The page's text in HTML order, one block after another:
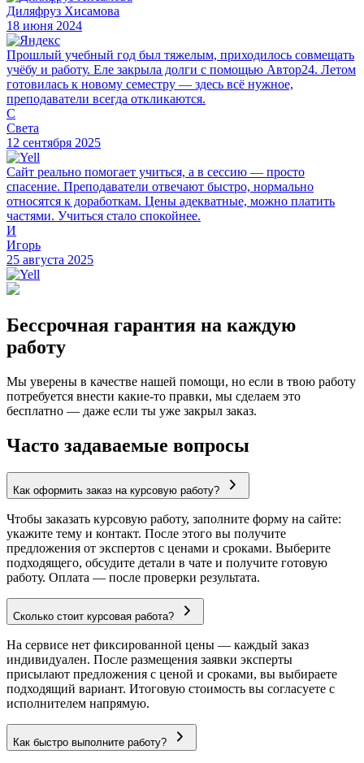
Диляфруз Хисамова
18 июня 2024
Прошлый учебный год был тяжелым, приходилось совмещать
учёбу и работу. Еле закрыла долги с помощью Автор24. Летом
готовилась к новому семестру — здесь всё нужное,
преподаватели всегда откликаются.
С
Света
12 сентября 2025
Сайт реально помогает учиться, а в сессию — просто
спасение. Преподаватели отвечают быстро, нормально
относятся к доработкам. Цены адекватные, можно платить
частями. Учиться стало спокойнее.
И
Игорь
25 августа 2025
Бессрочная гарантия на каждую
работу
Мы уверены в качестве нашей помощи, но если в твою работу
потребуется внести какие-то правки, мы сделаем это
бесплатно — даже если ты уже закрыл заказ.
Часто задаваемые вопросы
Как оформить заказ на курсовую работу?
Чтобы заказать курсовую работу, заполните форму на сайте:
укажите тему и контакт. После этого вы получите
предложения от экспертов с ценами и сроками. Выберите
подходящего, обсудите детали в чате и получите готовую
работу. Оплата — после проверки результата.
Сколько стоит курсовая работа?
На сервисе нет фиксированной цены — каждый заказ
индивидуален. После размещения заявки эксперты
присылают предложения с ценой и сроками, вы выбираете
подходящий вариант. Итоговую стоимость вы согласуете с
исполнителем напрямую.
Как быстро выполните работу?